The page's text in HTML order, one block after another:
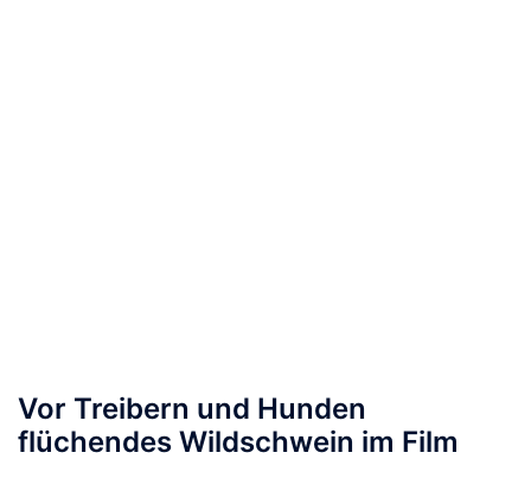
Vor Treibern und Hunden
flüchendes Wildschwein im Film